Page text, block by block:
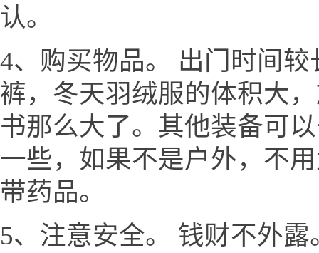
认。
4、购买物品。 出门时间
裤，冬天羽绒服的体积大
书那么大了。其他装备可
一些，如果不是户外，不
带药品。
5、注意安全。 钱财不外